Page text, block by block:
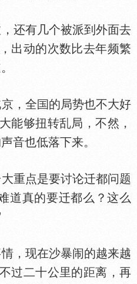
还有几个被派到外面去
出动的次数比去年频繁
，全
的局势也不大好
能够扭转乱局，不然，
音也低落下来。
重点是要讨论迁都问题
道真的要迁都么？这么
，现在沙暴闹的越来越
过二十公里的距离，再